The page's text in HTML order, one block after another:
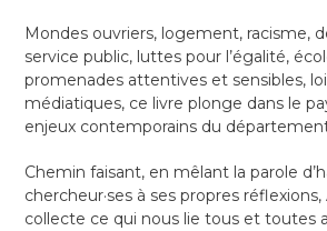
Mondes ouvriers, logement, racisme,
service public, luttes pour l’égalité,
promenades attentives et sensibles,
médiatiques, ce livre plonge dans le
enjeux contemporains du
Chemin faisant, en mêlant la parole
chercheur·ses à ses propres
collecte ce qui nous lie tous et toutes